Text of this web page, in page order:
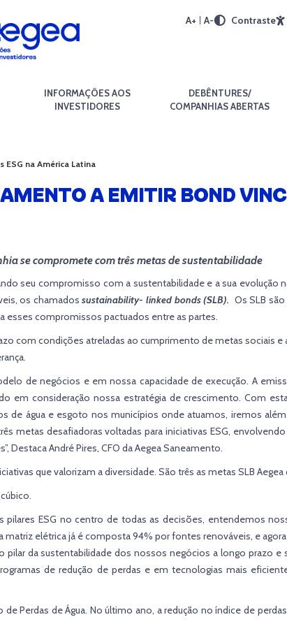
A+ A- Contraste
INFORMAÇÕES AOS
INVESTIDORES
DEBÊNTURES/
COMPANHIAS ABERTAS
na América Latina
A EMITIR BOND
se compromete com três metas de sustentabilidade
seu compromisso com a sustentabilidade e a sua evolução
os chamadossustainability- linked bonds (SLB). Os SLB
esses compromissos pactuados entre as partes.
com condições atreladas ao cumprimento de metas sociais e
de negócios e em nossa capacidade de execução. A
consideração nossa estratégia de crescimento. Com
água e esgoto nos municípios onde atuamos, iremos
metas desafiadoras voltadas para iniciativas ESG,
Destaca André Pires, CFO da Aegea Saneamento.
que valorizam a diversidade. São três as metas SLB
ESG no centro de todas as decisões, entendemos
elétrica já é composta 94% por fontes renováveis, e
da sustentabilidade dos nossos negócios a longo prazo e
de redução de perdas e em tecnologias mais
Perdas de Água. No último ano, a redução no índice de